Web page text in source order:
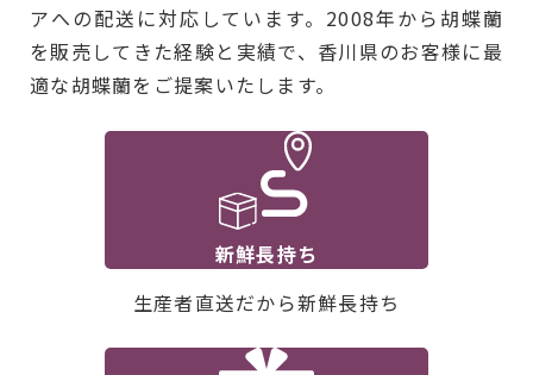
アへの配送に対応しています。2008年から胡蝶蘭
を販売してきた経験と実績で、香川県のお客様に最
適な胡蝶蘭をご提案いたします。
新鮮長持ち
生産者直送だから新鮮長持ち